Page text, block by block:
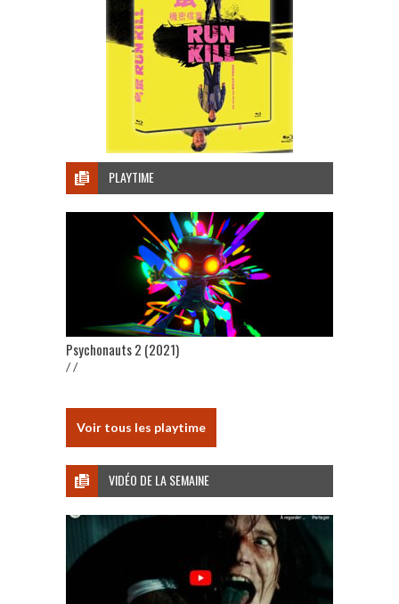
PLAYTIME
Psychonauts 2 (2021)
/ /
Voir tous les playtime
VIDÉO DE LA SEMAINE